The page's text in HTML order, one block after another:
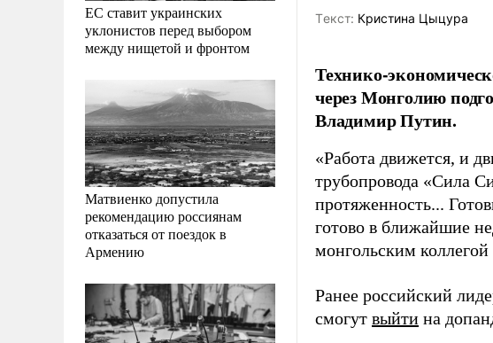
ЕС ставит украинских
уклонистов перед выбором
между нищетой и фронтом
Матвиенко допустила
рекомендацию россиянам
отказаться от поездок в
Армению
Tекст: Кристина Цыцура
Технико-
через Монголию
Владимир Путин.
«Работа движется, и
трубопровода «Сила
протяженность...
готово в ближайшие
монгольским
Ранее российский
смогут выйти на